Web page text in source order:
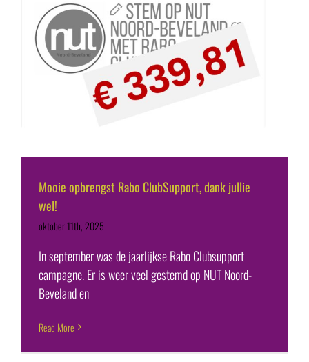
Mooie opbrengst Rabo ClubSupport, dank jullie
wel!
oktober 11th, 2025
In september was de jaarlijkse Rabo Clubsupport
campagne. Er is weer veel gestemd op NUT Noord-
Beveland en
Read More